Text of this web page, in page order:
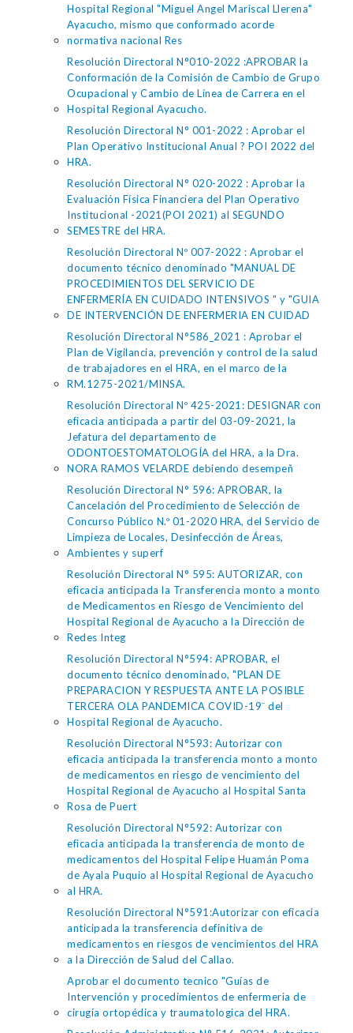
Hospital Regional "Miguel Angel Mariscal Llerena"
Ayacucho, mismo que conformado acorde
normativa nacional Res
Resolución Directoral N°010-2022 :APROBAR la
Conformación de la Comisión de Cambio de Grupo
Ocupacional y Cambio de Línea de Carrera en el
Hospital Regional Ayacucho.
Resolución Directoral N° 001-2022 : Aprobar el
Plan Operativo Institucional Anual ? POI 2022 del
HRA.
Resolución Directoral N° 020-2022 : Aprobar la
Evaluación Física Financiera del Plan Operativo
Institucional -2021(POI 2021) al SEGUNDO
SEMESTRE del HRA.
Resolución Directoral Nº 007-2022 : Aprobar el
documento técnico denominado "MANUAL DE
PROCEDIMIENTOS DEL SERVICIO DE
ENFERMERÍA EN CUIDADO INTENSIVOS " y "GUIA
DE INTERVENCIÓN DE ENFERMERIA EN CUIDAD
Resolución Directoral N°586_2021 : Aprobar el
Plan de Vigilancia, prevención y control de la salud
de trabajadores en el HRA, en el marco de la
RM.1275-2021/MINSA.
Resolución Directoral Nº 425-2021: DESIGNAR con
eficacia anticipada a partir del 03-09-2021, la
Jefatura del departamento de
ODONTOESTOMATOLOGÍA del HRA, a la Dra.
NORA RAMOS VELARDE debiendo desempeñ
Resolución Directoral N° 596: APROBAR, la
Cancelación del Procedimiento de Selección de
Concurso Público N.º 01-2020 HRA, del Servicio de
Limpieza de Locales, Desinfección de Áreas,
Ambientes y superf
Resolución Directoral N° 595: AUTORIZAR, con
eficacia anticipada la Transferencia monto a monto
de Medicamentos en Riesgo de Vencimiento del
Hospital Regional de Ayacucho a la Dirección de
Redes Integ
Resolución Directoral N°594: APROBAR, el
documento técnico denominado, "PLAN DE
PREPARACION Y RESPUESTA ANTE LA POSIBLE
TERCERA OLA PANDEMICA COVID-19¨ del
Hospital Regional de Ayacucho.
Resolución Directoral N°593: Autorizar con
eficacia anticipada la transferencia monto a monto
de medicamentos en riesgo de vencimiento del
Hospital Regional de Ayacucho al Hospital Santa
Rosa de Puert
Resolución Directoral N°592: Autorizar con
eficacia anticipada la transferencia de monto de
medicamentos del Hospital Felipe Huamán Poma
de Ayala Puquio al Hospital Regional de Ayacucho
al HRA.
Resolución Directoral N°591:Autorizar con eficacia
anticipada la transferencia definitiva de
medicamentos en riesgos de vencimientos del HRA
a la Dirección de Salud del Callao.
Aprobar el documento tecnico "Guías de
Intervención y procedimientos de enfermeria de
cirugía ortopédica y traumatologica del HRA.